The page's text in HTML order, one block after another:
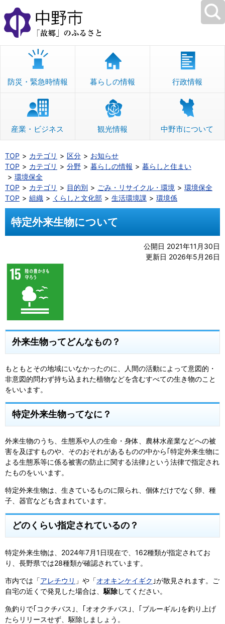
本
文
へ
移
防災・緊急時情報 暮らしの情報 行政情報
産業・ビジネス 観光情報 中野市について
TOP カテゴリ 区分
お知らせ
TOP
カテゴリ 分野 暮らしの情報
暮らしと住まい
環境保全
TOP
カテゴリ 目的別 ごみ・リサイクル・環境
環境保全
TOP
組織 くらしと文化部 生活環境課 環境係
特定外来生物について
公開日 2021年11月30日
更新日 2026年5月26日
外来生物ってどんなもの？
もともとその地域にいなかったのに、人間の活動によって意図的・
非意図的問わず持ち込まれた植物などを含むすべての生き物のこと
をいいます。
特定外来生物ってなに？
外来生物のうち、生態系や人の生命・身体、農林水産業などへの被
害を及ぼすものや、そのおそれがあるものの中から｢特定外来生物に
よる生態系等に係る被害の防止に関する法律｣という法律で指定され
たものをいいます。
特定外来生物は、生きているものに限られ、個体だけでなく卵、種
子、器官なども含まれています。
どのくらい指定されているの？
特定外来生物は、2024年7月1日現在で、162種類が指定されてお
り、長野県では28種類が確認されています。
市内では「アレチウリ 」や「オオキンケイギク ｣が散見されます。ご
自宅の近くで発見した場合は、 駆除してください。
魚釣りで｢コクチバス｣、｢オオクチバス｣、｢ブルーギル｣を釣り上げ
たらリリースせず、駆除しましょう。